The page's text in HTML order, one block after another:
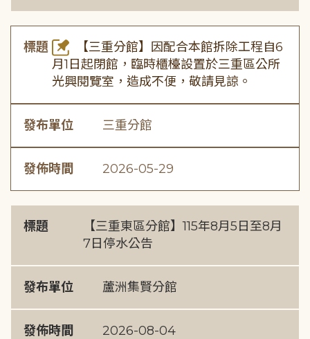
標題
【三重分館】因配合本館拆除工程自6
月1日起閉館，臨時櫃檯設置於三重區公所
光興閱覽室，造成不便，敬請見諒。
發布單位 三重分館
發佈時間 2026-05-29
標題
【三重東區分館】115年8月5日至8月
7日停水公告
發布單位 蘆洲集賢分館
發佈時間 2026-08-04